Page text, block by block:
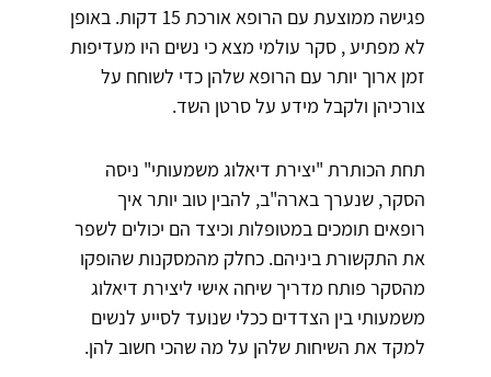
פגישה ממוצעת עם הרופא אורכת 15 דקות. באופן
לא מפתיע , סקר עולמי מצא כי נשים היו מעדיפות
זמן ארוך יותר עם הרופא שלהן כדי לשוחח על
צורכיהן ולקבל מידע על סרטן השד.
תחת הכותרת "יצירת דיאלוג משמעותי" ניסה
הסקר, שנערך בארה"ב, להבין טוב יותר איך
רופאים תומכים במטופלות וכיצד הם יכולים לשפר
את התקשורת ביניהם. כחלק מהמסקנות שהופקו
מהסקר פותח מדריך שיחה אישי ליצירת דיאלוג
משמעותי בין הצדדים ככלי שנועד לסייע לנשים
למקד את השיחות שלהן על מה שהכי חשוב להן.